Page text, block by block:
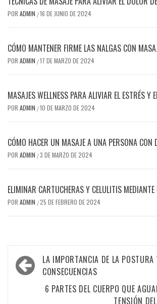
POR ADMIN /16 DE JUNIO DE 2024
CÓMO MANTENER FIRME LAS NALGAS CON
POR ADMIN /17 DE MARZO DE 2024
MASAJES WELLNESS PARA ALIVIAR EL ESTRÉS Y
POR ADMIN /10 DE MARZO DE 2024
CÓMO HACER UN MASAJE A UNA PERSONA CON
POR ADMIN /3 DE MARZO DE 2024
ELIMINAR CARTUCHERAS Y CELULITIS
POR ADMIN /25 DE FEBRERO DE 2024
Navegación
de
entradas
LA IMPORTANCIA DE LA POSTURA
CONSECUENCIAS
6 PARTES DEL CUERPO QUE
TENSIÓN